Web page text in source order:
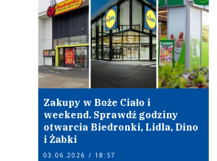
Zakupy w Boże Ciało i
weekend. Sprawdź godziny
otwarcia Biedronki, Lidla, Dino
i Żabki
03.06.2026 / 18:57